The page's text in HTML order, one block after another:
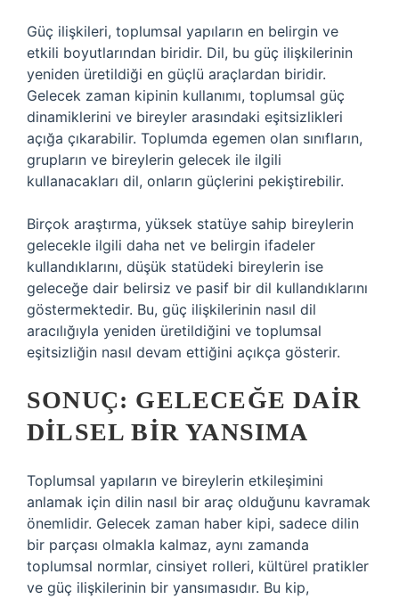
Güç ilişkileri, toplumsal yapıların en belirgin ve
etkili boyutlarından biridir. Dil, bu güç ilişkilerinin
yeniden üretildiği en güçlü araçlardan biridir.
Gelecek zaman kipinin kullanımı, toplumsal güç
dinamiklerini ve bireyler arasındaki eşitsizlikleri
açığa çıkarabilir. Toplumda egemen olan sınıfların,
grupların ve bireylerin gelecek ile ilgili
kullanacakları dil, onların güçlerini pekiştirebilir.
Birçok araştırma, yüksek statüye sahip bireylerin
gelecekle ilgili daha net ve belirgin ifadeler
kullandıklarını, düşük statüdeki bireylerin ise
geleceğe dair belirsiz ve pasif bir dil kullandıklarını
göstermektedir. Bu, güç ilişkilerinin nasıl dil
aracılığıyla yeniden üretildiğini ve toplumsal
eşitsizliğin nasıl devam ettiğini açıkça gösterir.
SONUÇ: GELECEĞE DAIR
DILSEL BIR YANSIMA
Toplumsal yapıların ve bireylerin etkileşimini
anlamak için dilin nasıl bir araç olduğunu kavramak
önemlidir. Gelecek zaman haber kipi, sadece dilin
bir parçası olmakla kalmaz, aynı zamanda
toplumsal normlar, cinsiyet rolleri, kültürel pratikler
ve güç ilişkilerinin bir yansımasıdır. Bu kip,